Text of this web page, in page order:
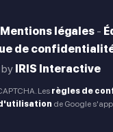
Mentions légales -
de
by IRIS Interactive
Les règles de
de Google